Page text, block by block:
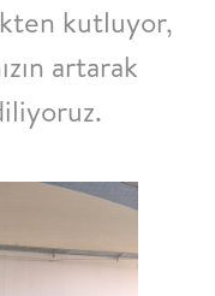
kutluyor,
artarak